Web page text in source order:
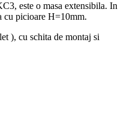
este o masa extensibila. In
cu picioare H=10mm.
), cu schita de montaj si